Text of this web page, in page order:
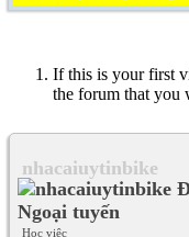
If this is your first
the forum that you
nhacaiuytinbike
Học việc